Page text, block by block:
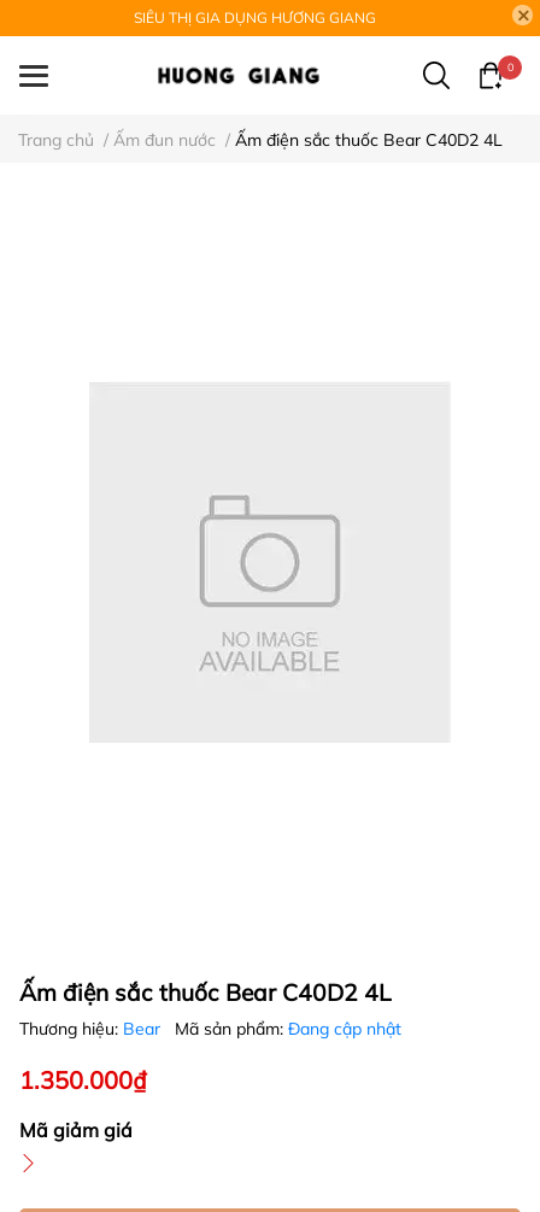
SIÊU THỊ GIA DỤNG HƯƠNG GIANG
0
Trang chủ / Ấm đun nước / Ấm điện sắc thuốc Bear C40D2 4L
Ấm điện sắc thuốc Bear C40D2 4L
Thương hiệu: Bear Mã sản phẩm: Đang cập nhật
1.350.000₫
Mã giảm giá